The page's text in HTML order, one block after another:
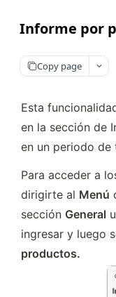
Informe por
Copy page
Esta
en la sección de
en un periodo de
Para acceder a
dirigirte al Menú
sección General
ingresar y luego
productos.